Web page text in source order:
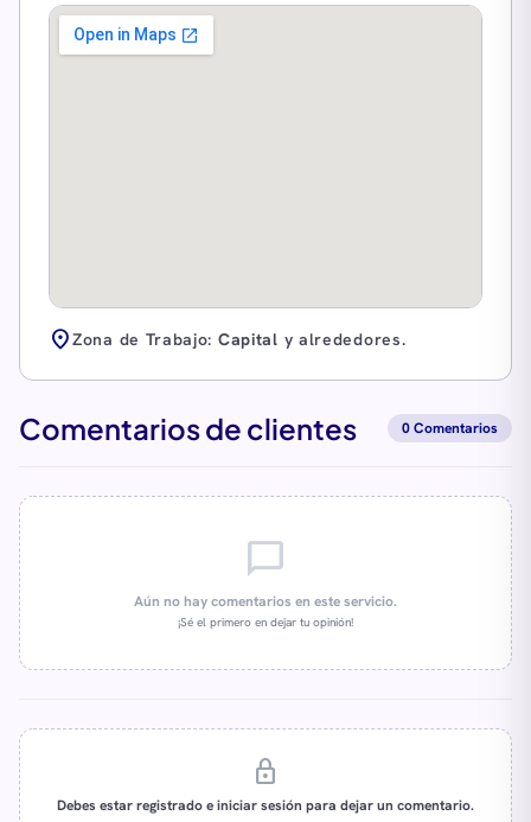
location_onZona de Trabajo: Capital y alrededores.
Comentarios de clientes 0 Comentarios
chat_bubble_outline
Aún no hay comentarios en este servicio.
¡Sé el primero en dejar tu opinión!
lock
Debes estar registrado e iniciar sesión para dejar un comentario.